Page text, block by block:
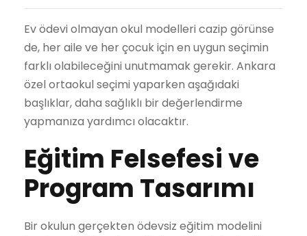
Ev ödevi olmayan okul modelleri cazip görünse
de, her aile ve her çocuk için en uygun seçimin
farklı olabileceğini unutmamak gerekir. Ankara
özel ortaokul seçimi yaparken aşağıdaki
başlıklar, daha sağlıklı bir değerlendirme
yapmanıza yardımcı olacaktır.
Eğitim Felsefesi ve
Program Tasarımı
Bir okulun gerçekten ödevsiz eğitim modelini